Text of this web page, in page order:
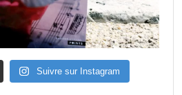
Suivre sur Instagram